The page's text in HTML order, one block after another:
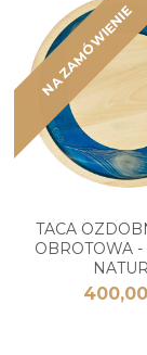
NA ZAMÓWIENIE
TACA
OBROTOWA -